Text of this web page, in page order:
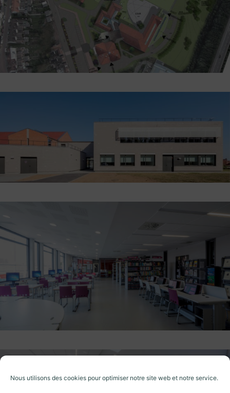
Nous utilisons des cookies pour optimiser notre site web et notre service.